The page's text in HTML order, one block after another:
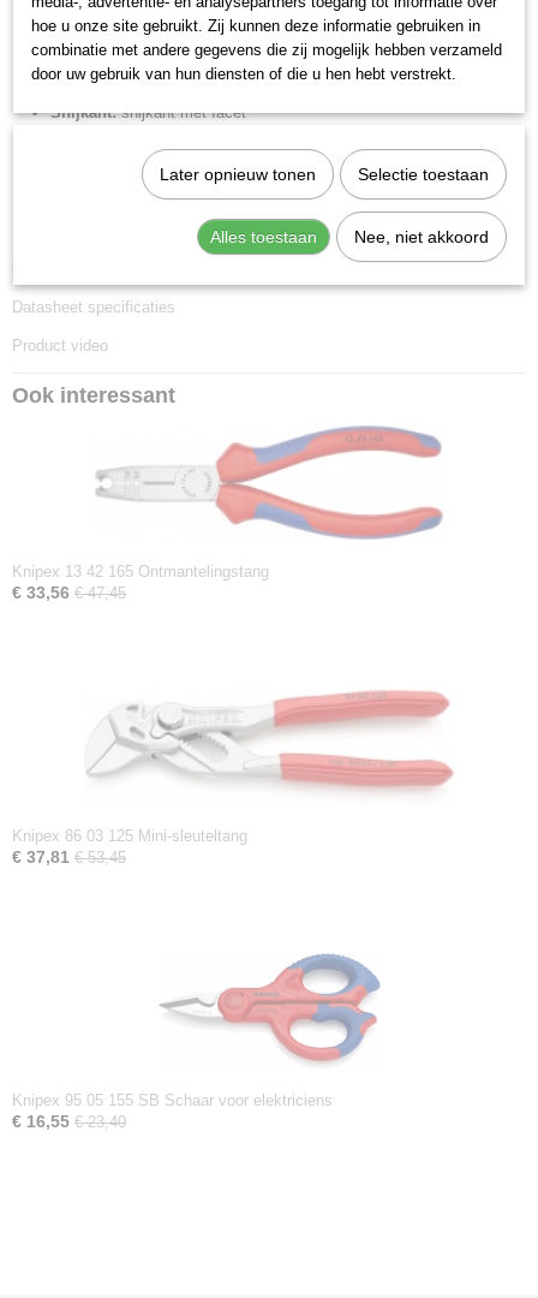
Tang afwerking:verchroomd
Benen/handgrepen:met meer-componentengrepen
Kop afwerking: verchroomd
Snijkant:snijkant met facet
Snijcapaciteiten harde draad (diameter):
2.2 mm
Snijcapaciteit half harde draad (diameter):3.2 mm
Afstripcapaciteit (vierkante millimeter):0.75 - 1.5 / 2.5 mm2
Datasheet specificaties
Product video
Ook interessant
Knipex 13 42 165 Ontmantelingstang
€ 33,56 € 47,45
Knipex 86 03 125 Mini-sleuteltang
€ 37,81 € 53,45
Knipex 95 05 155 SB Schaar voor elektriciens
€ 16,55 € 23,40
hoe u onze site gebruikt. Zij kunnen deze informatie gebruiken in
combinatie met andere gegevens die zij mogelijk hebben verzameld
door uw gebruik van hun diensten of die u hen hebt verstrekt.
Later opnieuw tonen Selectie toestaan
Alles toestaan Nee, niet akkoord